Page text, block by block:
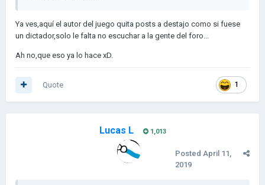
Ya ves,aquí el autor del juego quita posts a destajo como si fuese
un dictador,solo le falta no escuchar a la gente del foro...
Ah no,que eso ya lo hace xD.
1
Quote
Lucas L 1,013
Posted April 11,
2019